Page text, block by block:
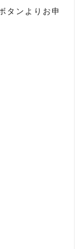
タンよりお申